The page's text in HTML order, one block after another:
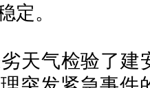
定。